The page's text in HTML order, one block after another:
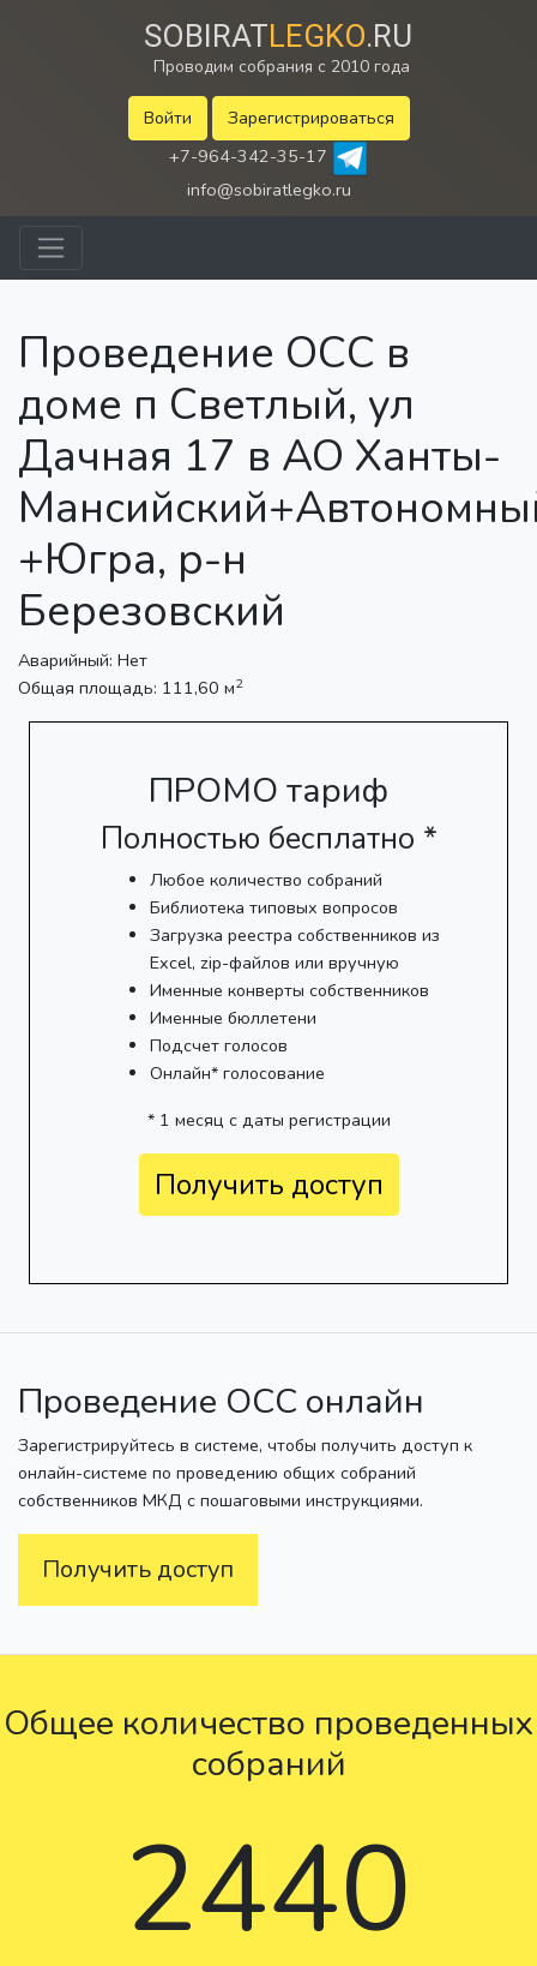
SOBIRATLEGKO.RU
Проводим собрания с 2010 года
Войти
Зарегистрироваться
+7-964-342-35-17
info@sobiratlegko.ru
Проведение ОСС в
доме п Светлый, ул
Дачная 17 в АО Ханты-
+Югра, р-н
Березовский
Аварийный: Нет
Общая площадь: 111,60 м2
ПРОМО тариф
Полностью бесплатно *
Любое количество собраний
Библиотека типовых вопросов
Загрузка реестра собственников из
Excel, zip-файлов или вручную
Именные конверты собственников
Именные бюллетени
Подсчет голосов
Онлайн* голосование
* 1 месяц с даты регистрации
Получить доступ
Проведение ОСС онлайн
Зарегистрируйтесь в системе, чтобы получить доступ к
онлайн-системе по проведению общих собраний
собственников МКД с пошаговыми инструкциями.
Получить доступ
Общее количество проведенных
собраний
2440